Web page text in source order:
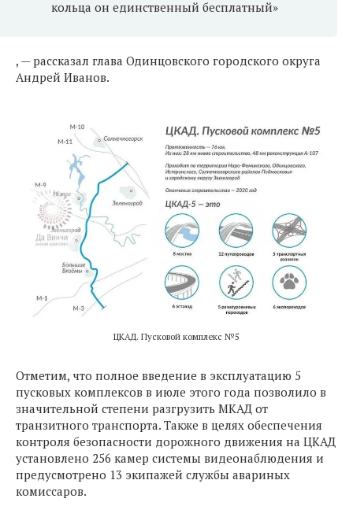
кольца он единственный бесплатный»
, — рассказал глава Одинцовского городского округа
Андрей Иванов.
ЦКАД. Пусковой комплекс №5
Отметим, что полное введение в эксплуатацию 5
пусковых комплексов в июле этого года позволило в
значительной степени разгрузить МКАД от
транзитного транспорта. Также в целях обеспечения
контроля безопасности дорожного движения на ЦКАД
установлено 256 камер системы видеонаблюдения и
предусмотрено 13 экипажей службы авариных
комиссаров.